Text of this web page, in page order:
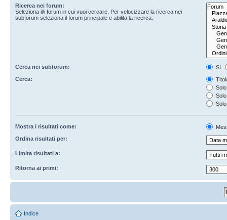
Ricerca nei forum:
Seleziona il/i forum in cui vuoi cercare. Per velocizzare la ricerca nei
subforum seleziona il forum principale e abilita la ricerca.
Cerca nei subforum:
Sì
Cerca:
Mostra i risultati come:
Ordina risultati per:
Limita risultati a:
Ritorna ai primi:
Indice